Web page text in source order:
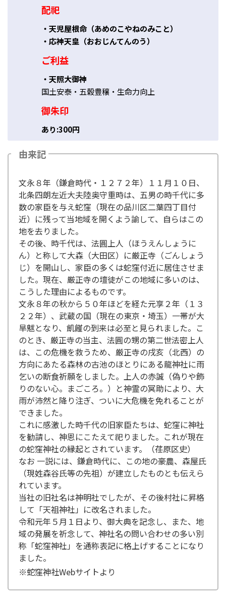
配祀
・天児屋根命（あめのこやねのみこと）
・応神天皇（おおじんてんのう）
ご利益
・天照大御神
国土安泰・五穀豊穣・生命力向上
御朱印
あり:300円
由来記
文永８年（鎌倉時代・１２７２年）１１月１０日、
北条四朗左近大夫陸奥守重時は、五男の時千代に多
数の家臣を与え蛇窪（現在の品川区二葉四丁目付
近）に残って当地域を開くよう諭して、自らはこの
地を去りました。
その後、時千代は、法圓上人（ほうえんしょうに
ん）と称して大森（大田区）に厳正寺（ごんしょう
じ）を開山し、家臣の多くは蛇窪付近に居住させま
した。現在、厳正寺の壇徒がこの地域に多いのは、
こうした理由によるものです。
文永８年の秋から５０年ほどを経た元享２年（１３
２２年）、武蔵の国（現在の東京・埼玉）一帯が大
旱魃となり、飢饉の到来は必至と見られました。こ
のとき、厳正寺の当主、法圓の甥の第二世法密上人
は、この危機を救うため、厳正寺の戌亥（北西）の
方向にあたる森林の古池のほとりにある龍神社に雨
乞いの断食祈願をしました。上人の赤誠（偽りや飾
りのない心。まごころ。）と神霊の冥助により、大
雨が沛然と降り注ぎ、ついに大危機を免れることが
できました。
これに感激した時千代の旧家臣たちは、蛇窪に神社
を勧請し、神恩にこたえて祀りました。これが現在
の蛇窪神社の縁起とされています。（荏原区史）
なお 一説には、鎌倉時代に、この地の豪農、森屋氏
（現姓森谷氏等の先祖）が建立したものとも伝えら
れています。
当社の旧社名は神明社でしたが、その後村社に昇格
して「天祖神社」に改名されました。
令和元年５月１日より、御大典を記念し、また、地
域の発展を祈念して、神社名の問い合わせの多い別
称「蛇窪神社」を通称表記に格上げすることになり
ました。
※蛇窪神社Webサイトより